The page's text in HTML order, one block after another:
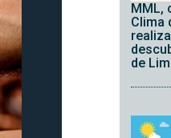
MML,
Clima
de